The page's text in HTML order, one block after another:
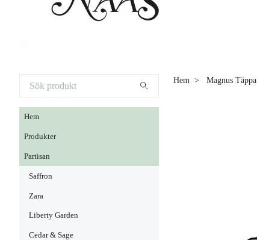
Hem
Produkter
Partisan
Saffron
Zara
Liberty Garden
Cedar & Sage
Hem Magnus Täppa